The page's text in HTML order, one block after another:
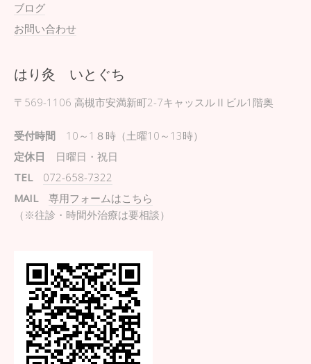
ブログ
お問い合わせ
はり灸 いとぐち
〒569-1106 高槻市安満新町2-7キャッスルⅡビル1階奥
受付時間 10～1８時（土曜10～13時）
定休日 日曜日・祝日
TEL
072-658-7322
MAIL
専用フォームはこちら
（※往診・時間外治療は要相談）